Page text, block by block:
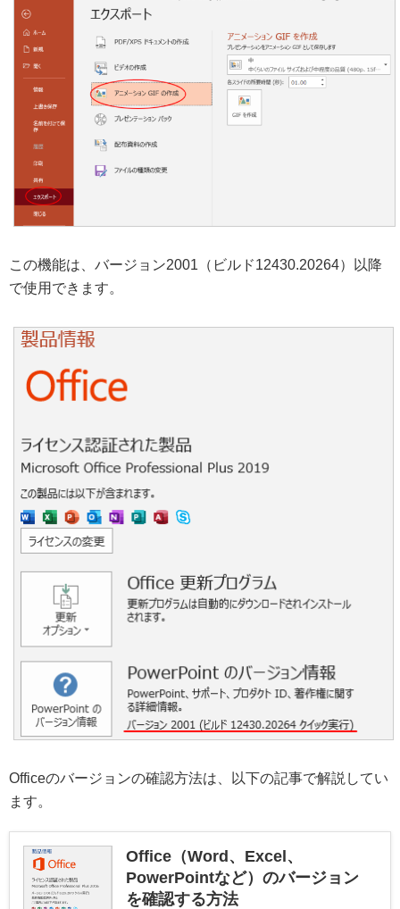
この機能は、バージョン2001（ビルド12430.20264）以降
で使用できます。
Officeのバージョンの確認方法は、以下の記事で解説してい
ます。
Office（Word、Excel、
PowerPointなど）のバージョン
を確認する方法